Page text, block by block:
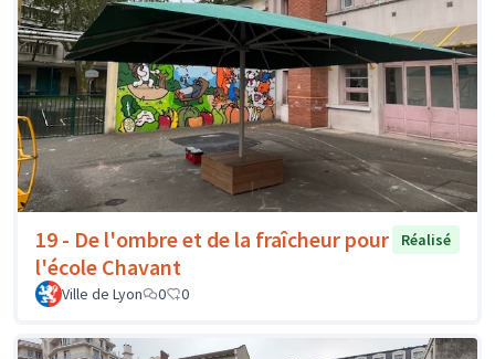
19 - De l'ombre et de la fraîcheur pour
l'école Chavant
Réalisé
Ville de Lyon 0 0